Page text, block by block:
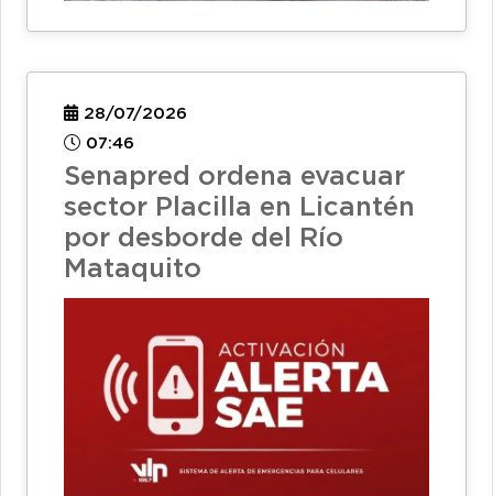
28/07/2026
07:46
Senapred ordena evacuar
sector Placilla en Licantén
por desborde del Río
Mataquito